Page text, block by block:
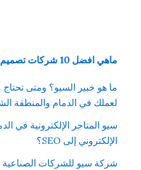
ماهي افضل 10 شركات تصميم مواقع في مصر؟
ما هو خبير السيو؟ ومتى
لعملك في الدمام والمنطقة
سيو المتاجر الإلكترونية في
الإلكتروني إلى SEO؟